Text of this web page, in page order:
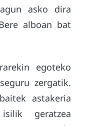
asko dira
alboan bat
egoteko
zergatik.
astakeria
geratzea